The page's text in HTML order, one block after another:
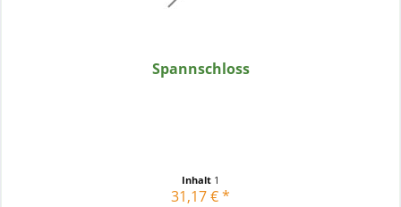
Spannschloss
Inhalt 1
31,17 € *